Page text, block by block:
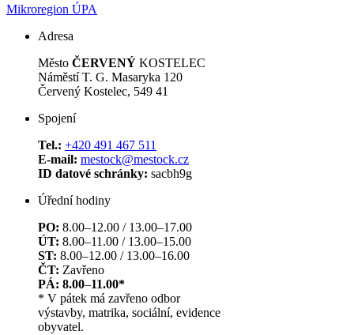
Mikroregion ÚPA
Adresa
Město ČERVENÝ KOSTELEC
Náměstí T. G. Masaryka 120
Červený Kostelec, 549 41
Spojení
Tel.: +420 491 467 511
E-mail: mestock@mestock.cz
ID datové schránky: sacbh9g
Úřední hodiny
PO: 8.00–12.00 / 13.00–17.00
ÚT: 8.00–11.00 / 13.00–15.00
ST: 8.00–12.00 / 13.00–16.00
ČT: Zavřeno
PÁ: 8.00–11.00*
* V pátek má zavřeno odbor
výstavby, matrika, sociální, evidence
obyvatel.